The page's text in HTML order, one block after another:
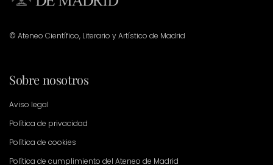
© Ateneo Científico, Literario y Artístico de Madrid
Sobre nosotros
Aviso legal
Política de privacidad
Política de cookies
Política de cumplimiento del Ateneo de Madrid